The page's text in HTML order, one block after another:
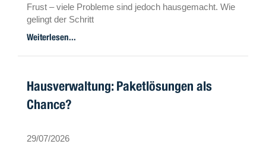
Frust – viele Probleme sind jedoch hausgemacht. Wie
gelingt der Schritt
zu zukunftsfähigen Lösungen und KI? 3 Fragen an
Daniel Kress von der
Metropol Immobiliengruppe.
Weiterlesen...
Hausverwaltung: Paketlösungen als
Chance?
29/07/2026